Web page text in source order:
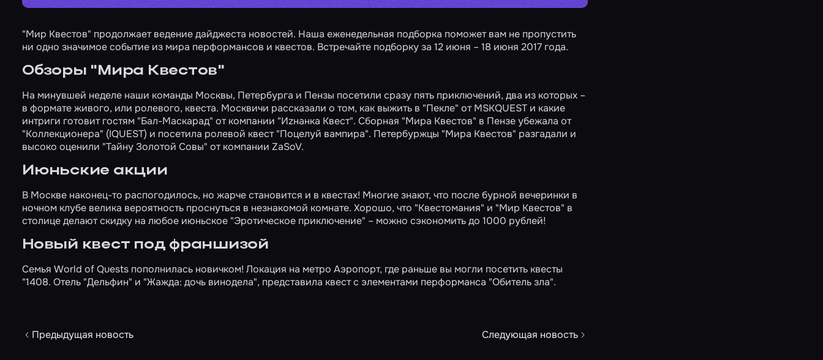
"Мир Квестов" продолжает ведение дайджеста новостей. Наша еженедельная подборка поможет вам не пропустить
ни одно значимое событие из мира перформансов и квестов. Встречайте подборку за 12 июня – 18 июня 2017 года.
Обзоры "Мира Квестов"
На минувшей неделе наши команды Москвы, Петербурга и Пензы посетили сразу пять приключений, два из которых –
в формате живого, или ролевого, квеста. Москвичи рассказали о том, как выжить в "Пекле" от MSKQUEST и какие
интриги готовит гостям "Бал-Маскарад" от компании "Иzнанка Квест". Сборная "Мира Квестов" в Пензе убежала от
"Коллекционера" (IQUEST) и посетила ролевой квест"Поцелуй вампира". Петербуржцы "Мира Квестов" разгадали и
высоко оценили "Тайну Золотой Совы" от компании ZaSoV.
Июньские акции
В Москве наконец-то распогодилось, но жарче становится и в квестах! Многие знают, что после бурной вечеринки в
ночном клубе велика вероятность проснуться в незнакомой комнате. Хорошо, что "Квестомания" и "Мир Квестов" в
столице делают скидку на любое июньское "Эротическое приключение" – можно сэкономить до 1000 рублей!
Новый квест под франшизой
Семья World of Quests пополнилась новичком! Локация на метро Аэропорт, где раньше вы могли посетить квесты
"1408. Отель "Дельфин" и "Жажда: дочь винодела", представила квест с элементами перформанса "Обитель зла".
Предыдущая новость Следующая новость